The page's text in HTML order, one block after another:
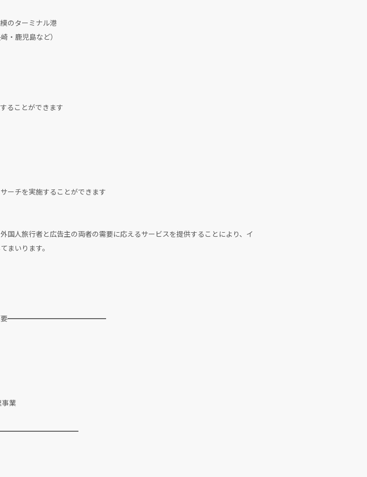
ターミナル港
鹿児島など）
ることができます
ーチを実施することができます
国人旅行者と広告主の両者の需要に応えるサービスを提供することにより、イ
まいります。
グ 概要━━━━━━━━━━━━━━
事業